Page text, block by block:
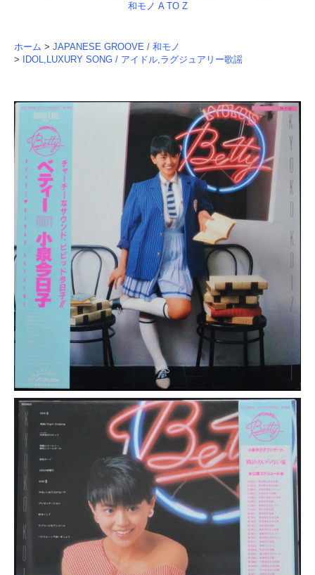
和モノ A TO Z
ホーム > JAPANESE GROOVE / 和モノ
>
IDOL,LUXURY SONG / アイドル,ラグジュアリー歌謡